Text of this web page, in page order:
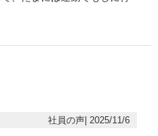
社員の声| 2025/11/6